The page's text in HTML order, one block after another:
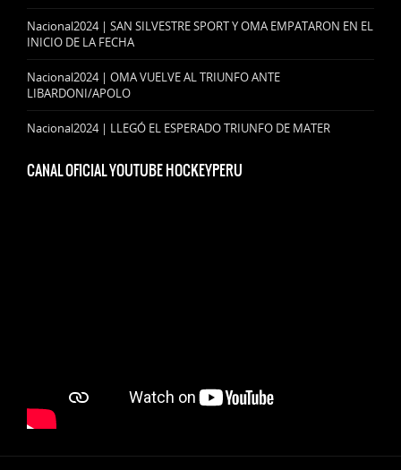
Nacional2024 | SAN SILVESTRE SPORT Y OMA EMPATARON EN EL
INICIO DE LA FECHA
Nacional2024 | OMA VUELVE AL TRIUNFO ANTE
LIBARDONI/APOLO
Nacional2024 | LLEGÓ EL ESPERADO TRIUNFO DE MATER
CANAL OFICIAL YOUTUBE HOCKEYPERU